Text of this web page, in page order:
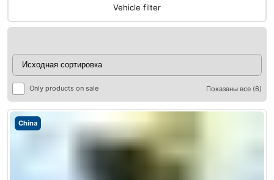
Vehicle filter
Only products on sale Показаны все (6)
China